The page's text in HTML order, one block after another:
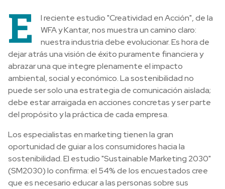
E
l reciente estudio "Creatividad en Acción", de la
WFA y Kantar, nos muestra un camino claro:
nuestra industria debe evolucionar. Es hora de
dejar atrás una visión de éxito puramente financiera y
abrazar una que integre plenamente el impacto
ambiental, social y económico. La sostenibilidad no
puede ser solo una estrategia de comunicación aislada;
debe estar arraigada en acciones concretas y ser parte
del propósito y la práctica de cada empresa.
Los especialistas en marketing tienen la gran
oportunidad de guiar a los consumidores hacia la
sostenibilidad. El estudio "Sustainable Marketing 2030"
(SM2030) lo confirma: el 54% de los encuestados cree
que es necesario educar a las personas sobre sus